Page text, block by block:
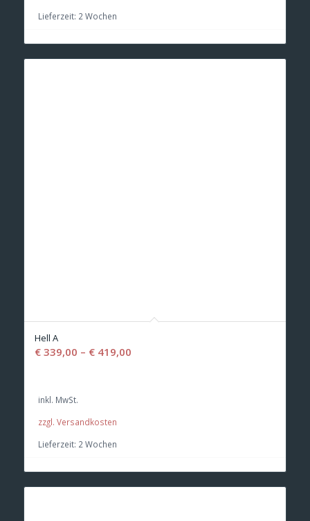
Lieferzeit: 2 Wochen
Hell A
€339,00 – €419,00
inkl. MwSt.
zzgl. Versandkosten
Lieferzeit: 2 Wochen